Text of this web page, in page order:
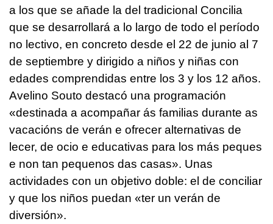
a los que se añade la del tradicional Concilia
que se desarrollará a lo largo de todo el período
no lectivo, en concreto desde el 22 de junio al 7
de septiembre y dirigido a niños y niñas con
edades comprendidas entre los 3 y los 12 años.
Avelino Souto destacó una programación
«destinada a acompañar ás familias durante as
vacacións de verán e ofrecer alternativas de
lecer, de ocio e educativas para los más peques
e non tan pequenos das casas». Unas
actividades con un objetivo doble: el de conciliar
y que los niños puedan «ter un verán de
diversión».